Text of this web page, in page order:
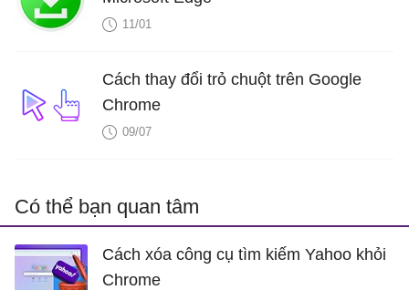
11/01
Cách thay đổi trỏ chuột trên Google
Chrome
09/07
Có thể bạn quan tâm
Cách xóa công cụ tìm kiếm Yahoo khỏi
Chrome